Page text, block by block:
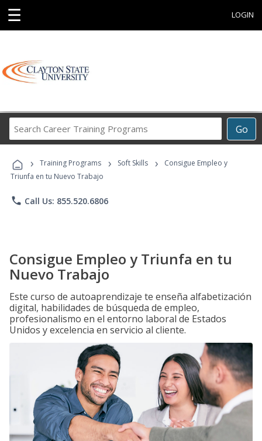
☰ LOGIN
Go
Career
Programs
› Training Programs › Soft Skills ›
Consigue Empleo y
Triunfa en tu Nuevo Trabajo
phone Call Us: 855.520.6806
Consigue Empleo y Triunfa en tu
Nuevo Trabajo
Este curso de autoaprendizaje te enseña alfabetización
digital, habilidades de búsqueda de empleo,
profesionalismo en el entorno laboral de Estados
Unidos y excelencia en servicio al cliente.